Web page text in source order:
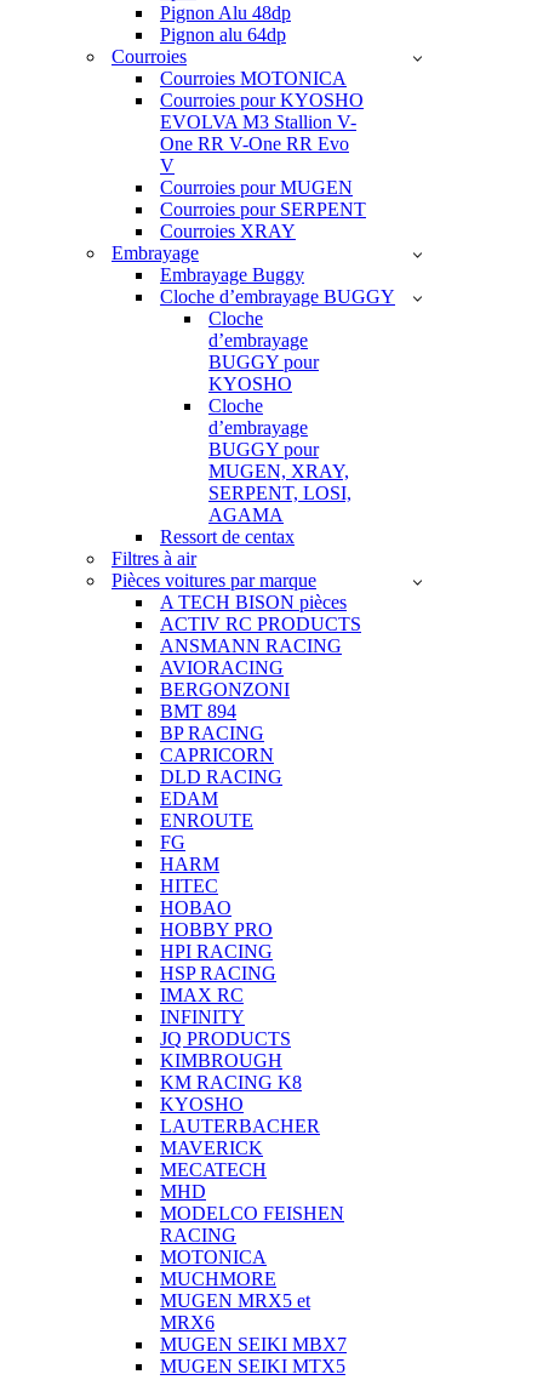
Pignon Alu 48dp
Pignon alu 64dp
Courroies
Courroies MOTONICA
Courroies pour KYOSHO
EVOLVA M3 Stallion V-
One RR V-One RR Evo
V
Courroies pour MUGEN
Courroies pour SERPENT
Courroies XRAY
Embrayage
Embrayage Buggy
Cloche d’embrayage BUGGY
Cloche
d’embrayage
BUGGY pour
KYOSHO
Cloche
d’embrayage
BUGGY pour
MUGEN, XRAY,
SERPENT, LOSI,
AGAMA
Ressort de centax
Filtres à air
Pièces voitures par marque
A TECH BISON pièces
ACTIV RC PRODUCTS
ANSMANN RACING
AVIORACING
BERGONZONI
BMT 894
BP RACING
CAPRICORN
DLD RACING
EDAM
ENROUTE
FG
HARM
HITEC
HOBAO
HOBBY PRO
HPI RACING
HSP RACING
IMAX RC
INFINITY
JQ PRODUCTS
KIMBROUGH
KM RACING K8
KYOSHO
LAUTERBACHER
MAVERICK
MECATECH
MHD
MODELCO FEISHEN
RACING
MOTONICA
MUCHMORE
MUGEN MRX5 et
MRX6
MUGEN SEIKI MBX7
MUGEN SEIKI MTX5